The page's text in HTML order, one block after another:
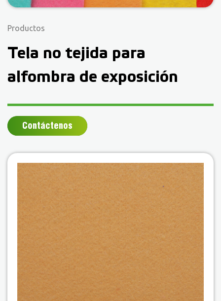
Productos
Tela no tejida para
alfombra de exposición
Contáctenos